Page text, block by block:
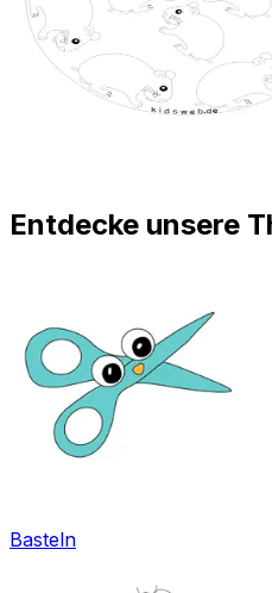
Entdecke unsere
Basteln